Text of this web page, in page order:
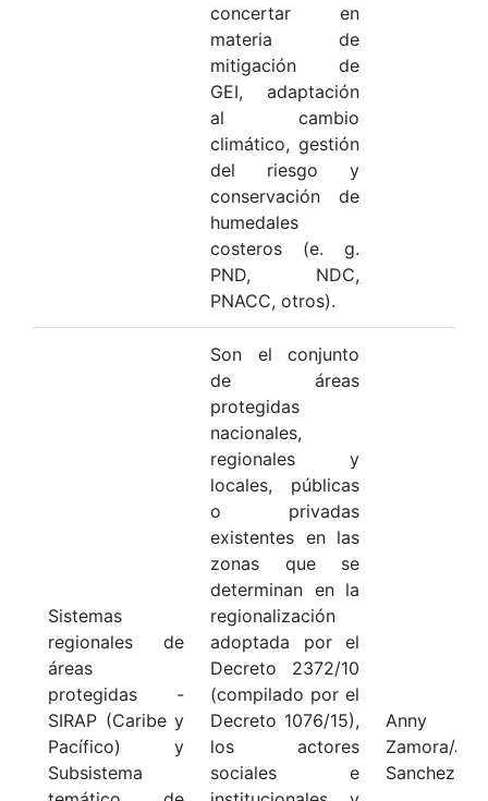
concertar en
materia de
mitigación de
GEI, adaptación
al cambio
climático, gestión
del riesgo y
conservación de
humedales
costeros (e. g.
PND, NDC,
PNACC, otros).
Sistemas
regionales de
áreas
protegidas -
SIRAP (Caribe y
Pacífico) y
Subsistema
Son el conjunto
de áreas
protegidas
nacionales,
regionales y
locales, públicas
o privadas
existentes en las
zonas que se
determinan en la
regionalización
adoptada por el
Decreto 2372/10
(compilado por el
Decreto 1076/15),
los actores
sociales e
Anny
Zamora/
Sanchez